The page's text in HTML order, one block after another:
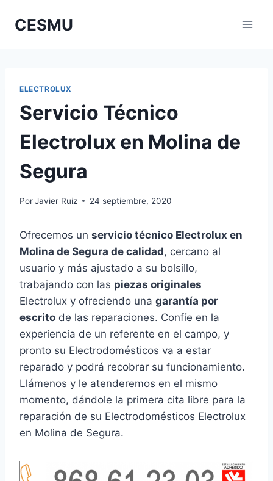
CESMU
ELECTROLUX
Servicio Técnico
Electrolux en Molina de
Segura
PorJavier Ruiz 24 septiembre, 2020
Ofrecemos un servicio técnico Electrolux en
Molina de Segura de calidad, cercano al
usuario y más ajustado a su bolsillo,
trabajando con las piezas originales
Electrolux y ofreciendo una garantía por
escrito de las reparaciones. Confíe en la
experiencia de un referente en el campo, y
pronto su Electrodomésticos va a estar
reparado y podrá recobrar su funcionamiento.
Llámenos y le atenderemos en el mismo
momento, dándole la primera cita libre para la
reparación de su Electrodomésticos Electrolux
en Molina de Segura.